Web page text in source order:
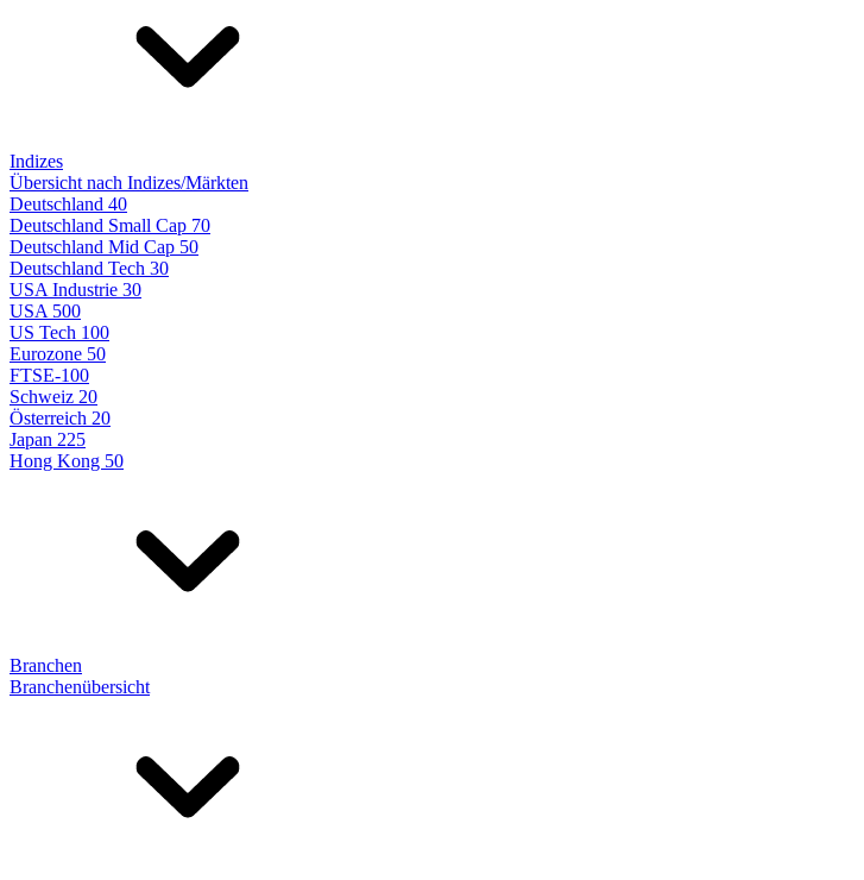
Indizes
Übersicht nach Indizes/Märkten
Deutschland 40
Deutschland Small Cap 70
Deutschland Mid Cap 50
Deutschland Tech 30
USA Industrie 30
USA 500
US Tech 100
Eurozone 50
FTSE-100
Schweiz 20
Österreich 20
Japan 225
Hong Kong 50
Branchen
Branchenübersicht